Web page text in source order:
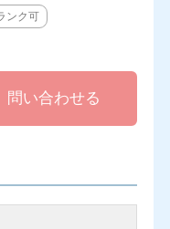
ンク可
問い合わせる